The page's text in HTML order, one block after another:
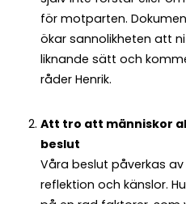
för motparten.
ökar sannolikheten att
liknande sätt och
råder Henrik.
Att tro att människor
beslut
Våra beslut påverkas
reflektion och känslor.